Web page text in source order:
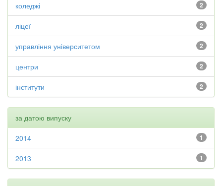
2
коледжі
2
ліцеї
2
управління університетом
2
центри
2
інститути
за датою випуску
1
2014
1
2013